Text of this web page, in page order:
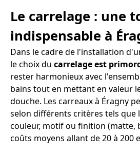
Le carrelage : une
indispensable à
Dans le cadre de l'installation
le choix du carrelage est
rester harmonieux avec
bains tout en mettant en valeur
douche. Les carreaux à Éragny
selon différents critères tels que
couleur, motif ou finition (matte,
coûts moyens allant de 20 à 200